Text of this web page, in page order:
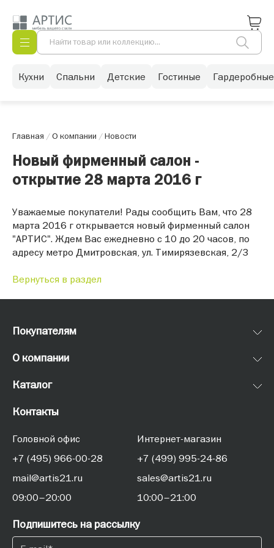
Кухни Спальни Детские Гостиные Гардеробные
Главная /О компании /Новости
Новый фирменный салон -
открытие 28 марта 2016 г
Уважаемые покупатели! Рады сообщить Вам, что 28
марта 2016 г открывается новый фирменный салон
"АРТИС". Ждем Вас ежедневно с 10 до 20 часов, по
адресу метро Дмитровская, ул. Тимирязевская, 2/3
Вернуться в раздел
Покупателям
О компании
Каталог
Контакты
Головной офис
+7 (495) 966-00-28
mail@artis21.ru
09:00–20:00
Интернет-магазин
+7 (499) 995-24-86
sales@artis21.ru
10:00–21:00
Подпишитесь на рассылку